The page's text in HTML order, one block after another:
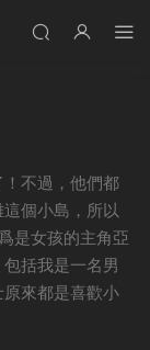
不過，他們都
個小島，所以
是女孩的主角亞
括我是一名男
來都是喜歡小